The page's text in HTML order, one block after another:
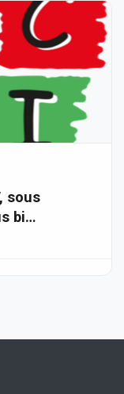
sous
bi…